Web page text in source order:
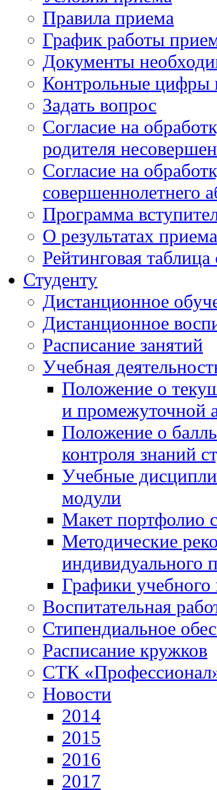
Правила приема
График работы
Документы
Контрольные цифры
Задать вопрос
Согласие на
родителя
Согласие на
совершеннолетнего
Программа
О результатах приема
Рейтинговая
Студенту
Дистанционное
Дистанционное
Расписание занятий
Учебная
Положение о
и промежуточной
Положение о
контроля знаний
Учебные
модули
Макет портфолио
Методические
индивидуального
Графики учебного
Воспитательная
Стипендиальное
Расписание кружков
СТК
Новости
2014
2015
2016
2017